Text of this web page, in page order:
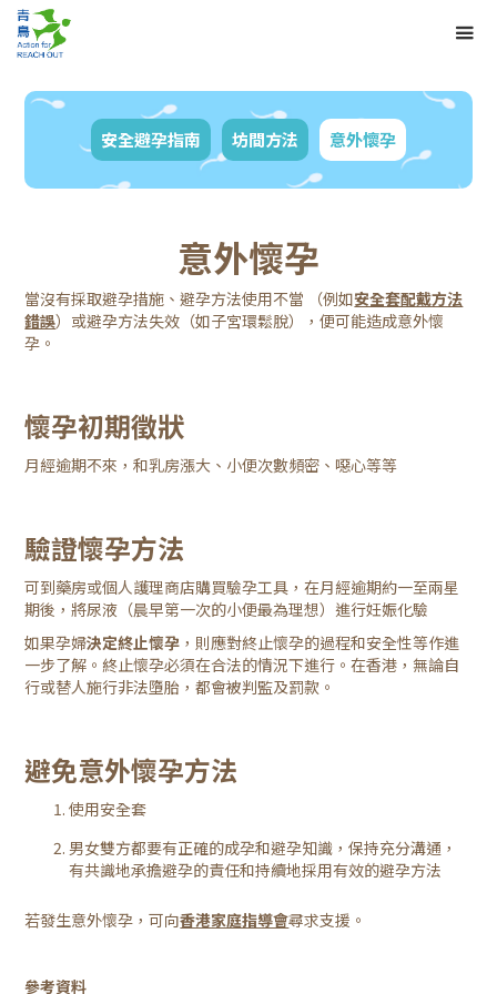
安全避孕指南 坊間方法 意外懷孕
意外懷孕
當沒有採取避孕措施、避孕方法使用不當 （例如安全套配戴方法
錯誤）或避孕方法失效（如子宮環鬆脫），便可能造成意外懷
孕。
懷孕初期徵狀
月經逾期不來，和乳房漲大、小便次數頻密、噁心等等
驗證懷孕方法
可到藥房或個人護理商店購買驗孕工具，在月經逾期約一至兩星
期後，將尿液（晨早第一次的小便最為理想）進行妊娠化驗
如果孕婦決定終止懷孕 ，則應對終止懷孕的過程和安全性等作進
一步了解。終止懷孕必須在合法的情況下進行。在香港，無論自
行或替人施行非法墮胎，都會被判監及罰款。
避免意外懷孕方法
使用安全套
男女雙方都要有正確的成孕和避孕知識，保持充分溝通，
有共識地承擔避孕的責任和持續地採用有效的避孕方法
若發生意外懷孕，可向香港家庭指導會尋求支援。
參考資料